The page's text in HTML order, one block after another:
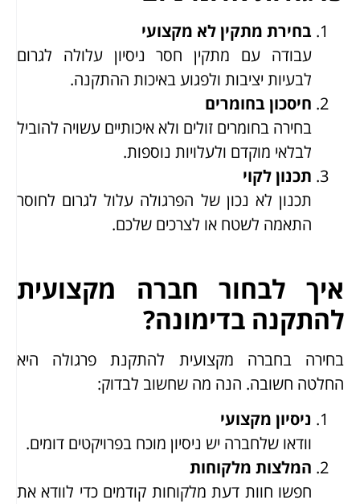
בחירת מתקין לא מקצועי
עבודה עם מתקין חסר ניסיון עלולה לגרום
לבעיות יציבות ולפגוע באיכות ההתקנה.
חיסכון בחומרים
בחירה בחומרים זולים ולא איכותיים עשויה להוביל
לבלאי מוקדם ולעלויות נוספות.
תכנון לקוי
תכנון לא נכון של הפרגולה עלול לגרום לחוסר
התאמה לשטח או לצרכים שלכם.
איך לבחור חברה מקצועית
להתקנה בדימונה?
בחירה בחברה מקצועית להתקנת פרגולה היא
החלטה חשובה. הנה מה שחשוב לבדוק:
ניסיון מקצועי
וודאו שלחברה יש ניסיון מוכח בפרויקטים דומים.
המלצות מלקוחות
חפשו חוות דעת מלקוחות קודמים כדי לוודא את